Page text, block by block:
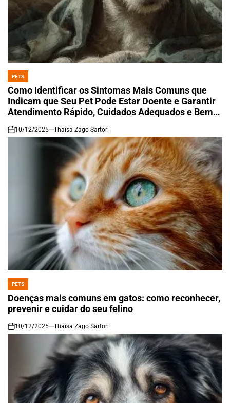
POSTED
IN
PETS
Como Identificar os Sintomas Mais Comuns que
Indicam que Seu Pet Pode Estar Doente e Garantir
Atendimento Rápido, Cuidados Adequados e Bem-
on
10/12/2025 Thaisa Zago Sartori
POSTED
IN
PETS
Doenças mais comuns em gatos: como reconhecer,
prevenir e cuidar do seu felino
on
10/12/2025 Thaisa Zago Sartori